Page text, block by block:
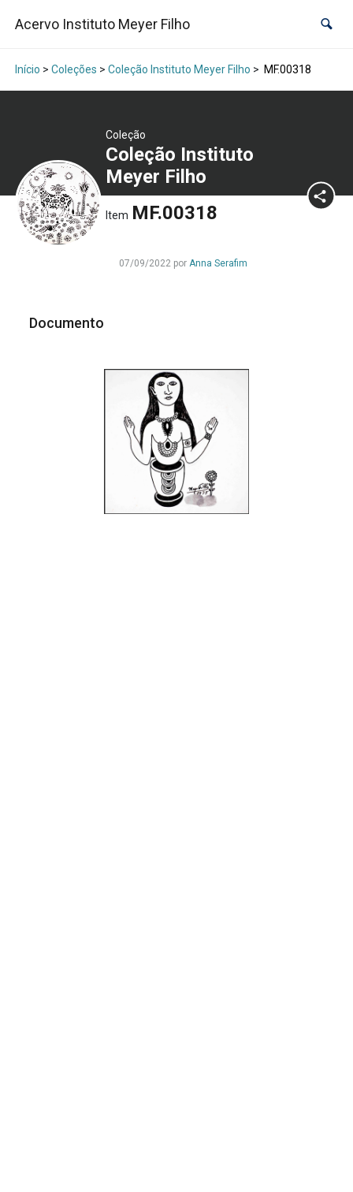
Acervo Instituto Meyer Filho
Início > Coleções > Coleção Instituto Meyer Filho > MF.00318
Coleção
Coleção Instituto
Meyer Filho
Item MF.00318
07/09/2022 por Anna Serafim
Documento